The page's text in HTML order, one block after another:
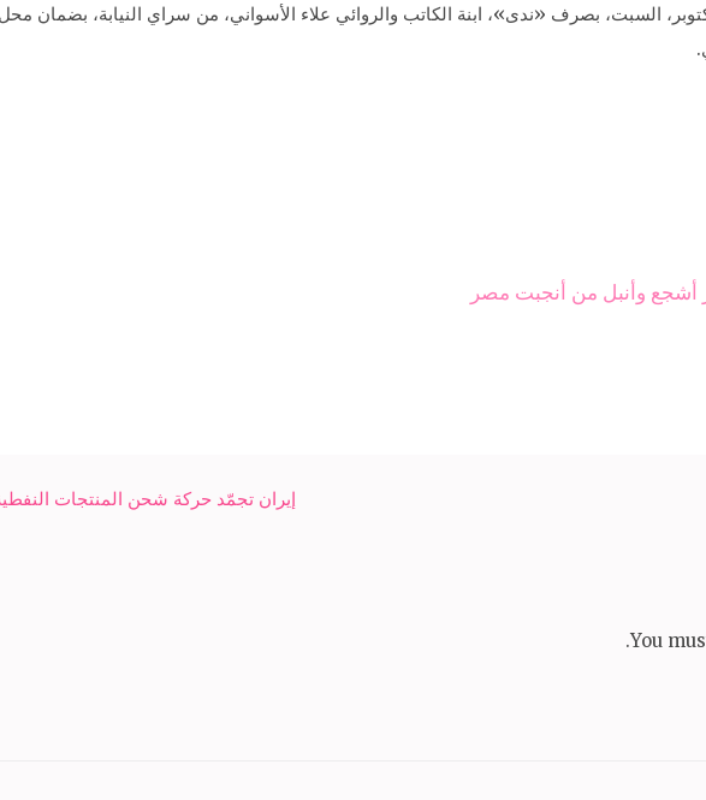
السبت، بصرف «ندى»، ابنة الكاتب والروائي علاء الأسواني، من سراي النيابة، بضمان محل
أشجع وأنبل من أنجبت مصر
إيران تجمّد حركة شحن المنتجات
You